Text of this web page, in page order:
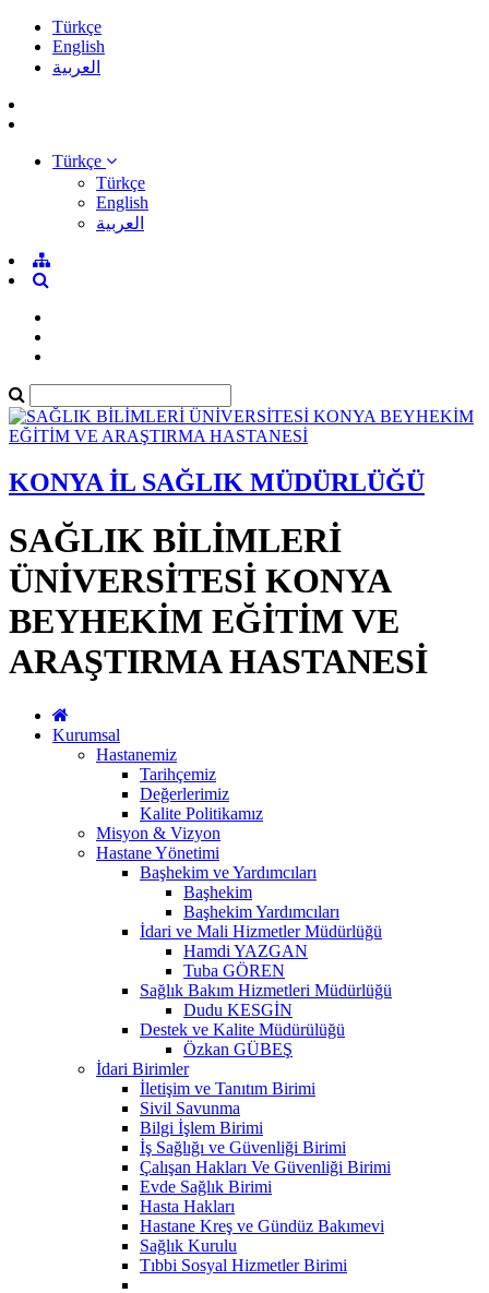
Türkçe
English
العربية
Türkçe
Türkçe
English
العربية
KONYA İL SAĞLIK MÜDÜRLÜĞÜ
SAĞLIK BİLİMLERİ
ÜNİVERSİTESİ KONYA
BEYHEKİM EĞİTİM VE
ARAŞTIRMA HASTANESİ
Kurumsal
Hastanemiz
Tarihçemiz
Değerlerimiz
Kalite Politikamız
Misyon & Vizyon
Hastane Yönetimi
Başhekim ve Yardımcıları
Başhekim
Başhekim Yardımcıları
İdari ve Mali Hizmetler Müdürlüğü
Hamdi YAZGAN
Tuba GÖREN
Sağlık Bakım Hizmetleri Müdürlüğü
Dudu KESGİN
Destek ve Kalite Müdürülüğü
Özkan GÜBEŞ
İdari Birimler
İletişim ve Tanıtım Birimi
Sivil Savunma
Bilgi İşlem Birimi
İş Sağlığı ve Güvenliği Birimi
Çalışan Hakları Ve Güvenliği Birimi
Evde Sağlık Birimi
Hasta Hakları
Hastane Kreş ve Gündüz Bakımevi
Sağlık Kurulu
Tıbbi Sosyal Hizmetler Birimi